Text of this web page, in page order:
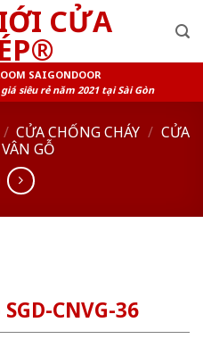
SAIGONDOOR
siêu rẻ năm 2021 tại Sài Gòn
/ CỬA CHỐNG CHÁY / CỬA
GỖ
CNVG-36